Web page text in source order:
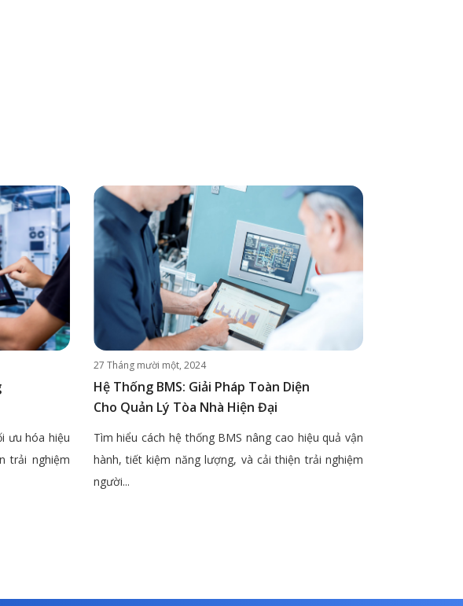
ưu hóa hiệu
trải nghiệm
27 Tháng mười một, 2024
Hệ Thống BMS: Giải Pháp Toàn Diện
Cho Quản Lý Tòa Nhà Hiện Đại
Tìm hiểu cách hệ thống BMS nâng cao hiệu quả vận
hành, tiết kiệm năng lượng, và cải thiện trải nghiệm
người...